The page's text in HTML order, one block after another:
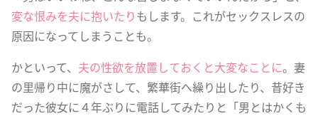
変な恨みを夫に抱いたりもします。これがセックスレスの
原因になってしまうことも。
かといって、 夫の性欲を放置しておくと大変なことに。妻
の里帰り中に魔がさして、繁華街へ繰り出したり、昔好き
だった彼女に４年ぶりに電話してみたりと「男とはかくも